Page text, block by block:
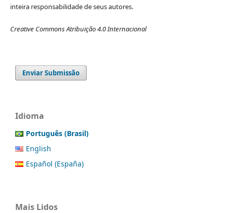
inteira responsabilidade de seus autores.
Creative Commons Atribuição 4.0 Internacional
Enviar Submissão
Idioma
Português (Brasil)
English
Español (España)
Mais Lidos